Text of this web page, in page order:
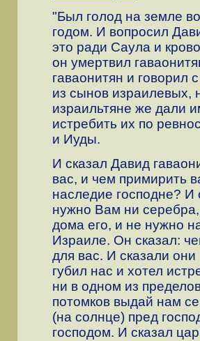
"Был голод на земле
годом. И вопросил
это ради Саула и
он умертвил
гаваонитян и говорил
из сынов израилевых,
израильтяне же дали
истребить их по
и Иуды.
И сказал Давид
вас, и чем примирить
наследие господне? И
нужно Вам ни
дома его, и не нужно
Израиле. Он сказал:
для вас. И сказали
губил нас и хотел
ни в одном из
потомков выдай нам
(на солнце) пред
господом. И сказал